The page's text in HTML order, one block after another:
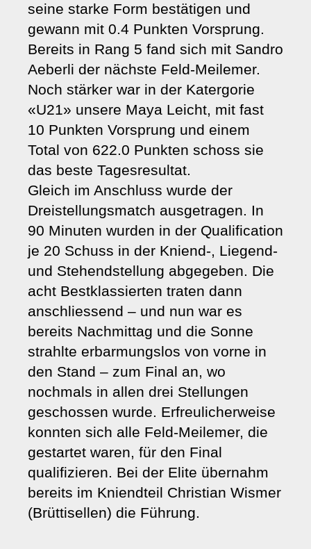
seine starke Form bestätigen und
gewann mit 0.4 Punkten Vorsprung.
Bereits in Rang 5 fand sich mit Sandro
Aeberli der nächste Feld-Meilemer.
Noch stärker war in der Katergorie
«U21» unsere Maya Leicht, mit fast
10 Punkten Vorsprung und einem
Total von 622.0 Punkten schoss sie
das beste Tagesresultat.
Gleich im Anschluss wurde der
Dreistellungsmatch ausgetragen. In
90 Minuten wurden in der Qualification
je 20 Schuss in der Kniend-, Liegend-
und Stehendstellung abgegeben. Die
acht Bestklassierten traten dann
anschliessend – und nun war es
bereits Nachmittag und die Sonne
strahlte erbarmungslos von vorne in
den Stand – zum Final an, wo
nochmals in allen drei Stellungen
geschossen wurde. Erfreulicherweise
konnten sich alle Feld-Meilemer, die
gestartet waren, für den Final
qualifizieren. Bei der Elite übernahm
bereits im Kniendteil Christian Wismer
(Brüttisellen) die Führung.